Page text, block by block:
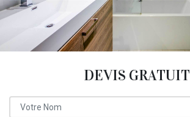
DEVIS GRATUIT